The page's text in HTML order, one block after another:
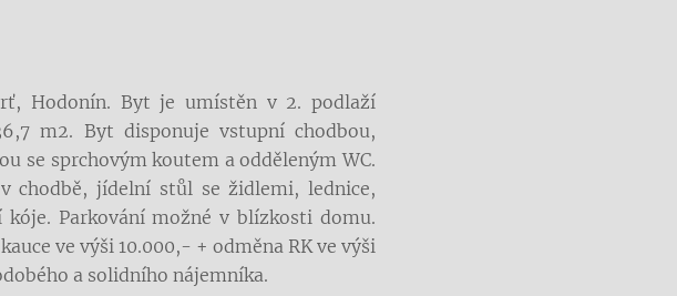
Hodonín. Byt je umístěn v 2. podlaží
m2. Byt disponuje vstupní chodbou,
se sprchovým koutem a odděleným WC.
chodbě, jídelní stůl se židlemi, lednice,
Parkování možné v blízkosti domu.
ve výši 10.000,- + odměna RK ve výši
a solidního nájemníka.